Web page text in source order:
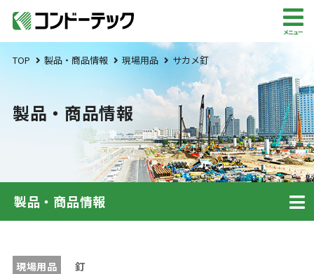
メニュー
TOP 製品・商品情報 現場用品 サカメ釘
製品・商品情報
製品・商品情報
現場用品 釘